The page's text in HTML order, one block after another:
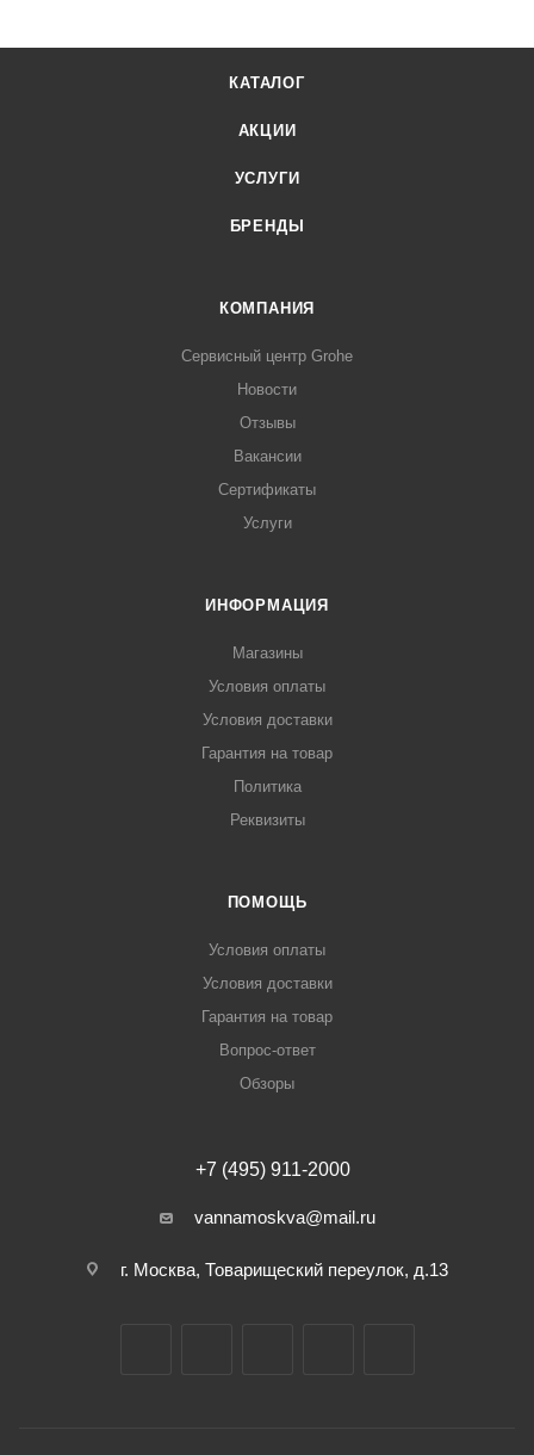
КАТАЛОГ
АКЦИИ
УСЛУГИ
БРЕНДЫ
КОМПАНИЯ
Сервисный центр Grohe
Новости
Отзывы
Вакансии
Сертификаты
Услуги
ИНФОРМАЦИЯ
Магазины
Условия оплаты
Условия доставки
Гарантия на товар
Политика
Реквизиты
ПОМОЩЬ
Условия оплаты
Условия доставки
Гарантия на товар
Вопрос-ответ
Обзоры
+7 (495) 911-2000
vannamoskva@mail.ru
г. Москва, Товарищеский переулок, д.13